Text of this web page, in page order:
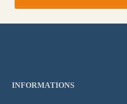
INFORMATIONS